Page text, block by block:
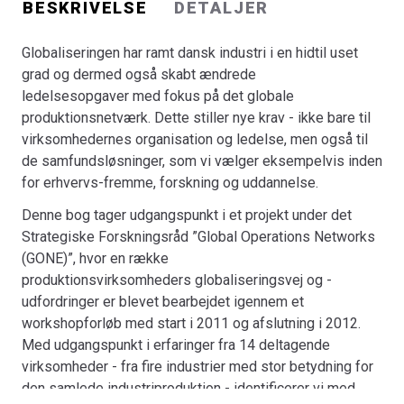
med fokus på at levere beslutningsstøtte til
Bogen diskuterer nogle af de faktorer, der påvirker
industriens udviklingsmønstre og virksomheders
mulighed for at konkurrere. Publikationen er ikke
tænkt som en uddybende behandling af
globaliseringsemnet, men snarere som et initierende
diskussionsoplæg. Spørgsmålet er ikke, om danske
virksomheder skal indgå i en global økonomi.
Spørgsmålet er snarere, hvordan kan danske
virksomheder få mere udbytte ud af at indgå i et globalt
netværk?
BESKRIVELSE DETALJER
Globaliseringen har ramt dansk industri i en hidtil uset
grad og dermed også skabt ændrede
ledelsesopgaver med fokus på det globale
produktionsnetværk. Dette stiller nye krav - ikke bare til
virksomhedernes organisation og ledelse, men også til
de samfundsløsninger, som vi vælger eksempelvis inden
for erhvervs-fremme, forskning og uddannelse.
Denne bog tager udgangspunkt i et projekt under det
Strategiske Forskningsråd ”Global Operations Networks
(GONE)”, hvor en række
produktionsvirksomheders globaliseringsvej og -
udfordringer er blevet bearbejdet igennem et
workshopforløb med start i 2011 og afslutning i 2012.
Med udgangspunkt i erfaringer fra 14 deltagende
virksomheder - fra fire industrier med stor betydning for
den samlede industriproduktion - identificerer vi med